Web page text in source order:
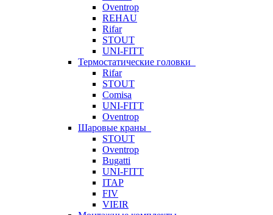
Oventrop
REHAU
Rifar
STOUT
UNI-FITT
Термостатические головки
Rifar
STOUT
Comisa
UNI-FITT
Oventrop
Шаровые краны
STOUT
Oventrop
Bugatti
UNI-FITT
ITAP
FIV
VIEIR